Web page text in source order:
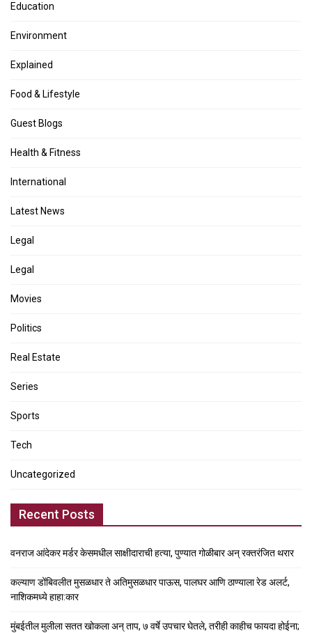
Education
Environment
Explained
Food & Lifestyle
Guest Blogs
Health & Fitness
International
Latest News
Legal
Legal
Movies
Politics
Real Estate
Series
Sports
Tech
Uncategorized
Recent Posts
वनराज आंदेकर मर्डर केसमधील साक्षीदाराची हत्या, पुण्यात गोळीबार अन् रक्तरंजित थरार
कल्याण डोंबिवलीत मुसळधार ते अतिमुसळधार पाऊस, पालघर आणि ठाण्याला रेड अलर्ट,
नाशिकमध्ये हाहा:कार
मुंबईतील मुलीला सतत खोकला अन् ताप, ७ वर्षे उपचार घेतले, तरीही काहीच फायदा होईना;